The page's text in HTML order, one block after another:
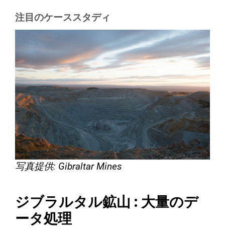
ジブラルタル鉱山 : 大量のデ
ータ処理
注目のケーススタディ
写真提供: Gibraltar Mines